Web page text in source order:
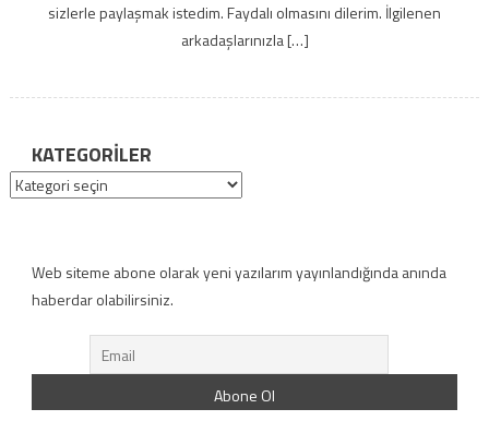
sizlerle paylaşmak istedim. Faydalı olmasını dilerim. İlgilenen
arkadaşlarınızla […]
KATEGORILER
Kategoriler
Web siteme abone olarak yeni yazılarım yayınlandığında anında
haberdar olabilirsiniz.